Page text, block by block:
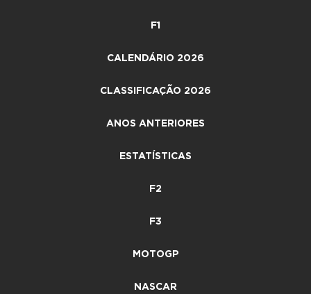
F1
CALENDÁRIO 2026
CLASSIFICAÇÃO 2026
ANOS ANTERIORES
ESTATÍSTICAS
F2
F3
MOTOGP
NASCAR